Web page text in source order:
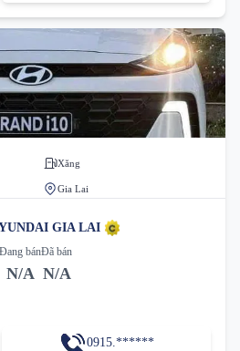
Xăng
Gia Lai
GIA LAI
Đang bán
N/A
Đã bán
N/A
0915.******